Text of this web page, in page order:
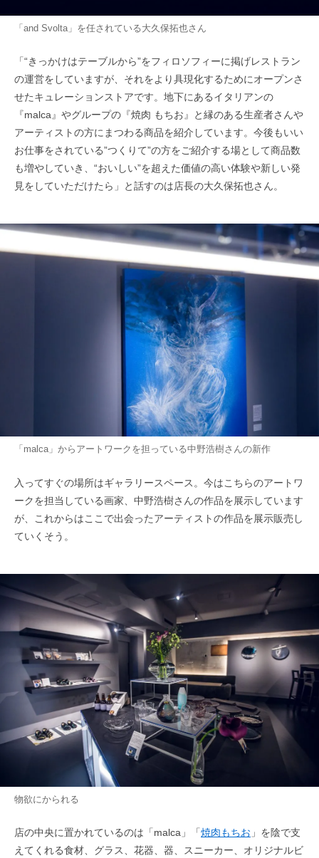
「and Svolta」を任されている大久保拓也さん
「“きっかけはテーブルから”をフィロソフィーに掲げレストラン
の運営をしていますが、それをより具現化するためにオープンさ
せたキュレーションストアです。地下にあるイタリアンの
『malca』やグループの『焼肉 もちお』と縁のある生産者さんや
アーティストの方にまつわる商品を紹介しています。今後もいい
お仕事をされている”つくりて”の方をご紹介する場として商品数
も増やしていき、“おいしい”を超えた価値の高い体験や新しい発
見をしていただけたら」と話すのは店長の大久保拓也さん。
「malca」からアートワークを担っている中野浩樹さんの新作
入ってすぐの場所はギャラリースペース。今はこちらのアートワ
ークを担当している画家、中野浩樹さんの作品を展示しています
が、これからはここで出会ったアーティストの作品を展示販売し
ていくそう。
物欲にかられる
店の中央に置かれているのは「malca」「焼肉もちお 」を陰で支
えてくれる食材、グラス、花器、器、スニーカー、オリジナルビ